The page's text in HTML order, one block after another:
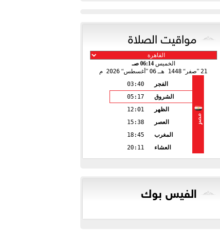
مواقيت الصلاة
الخميس06:14 صـ
21 صفر 1448 هـ 06 أغسطس 2026 م
مصر
الفجر
03:40
الشروق
05:17
الظهر
12:01
العصر
15:38
المغرب
18:45
العشاء
20:11
الفيس بوك